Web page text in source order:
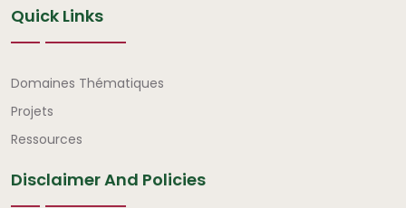
Quick Links
Liens rapides
Domaines Thématiques
Projets
Ressources
Disclaimer And Policies